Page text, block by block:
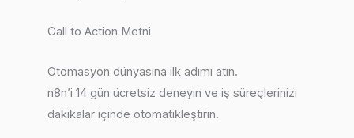
Call to Action Metni
Otomasyon dünyasına ilk adımı atın.
n8n’i 14 gün ücretsiz deneyin ve iş süreçlerinizi
dakikalar içinde otomatikleştirin.